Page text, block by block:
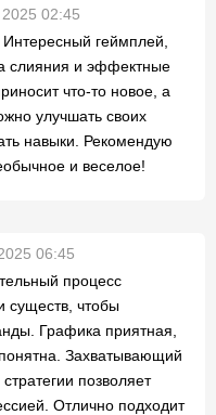
02:45
Интересный геймплей,
слияния и эффектные
что-то новое, а
улучшать своих
навыки. Рекомендую
и веселое!
06:45
процесс
существ, чтобы
Графика приятная,
Захватывающий
позволяет
Отлично подходит